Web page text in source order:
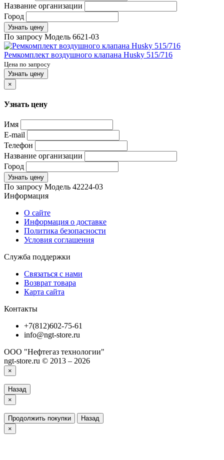
Название организации
Город
Узнать цену
По запросу Модель 6621-03
Ремкомплект воздушного клапана Husky 515/716
Цена по запросу
Узнать цену
×
Узнать цену
Имя
E-mail
Телефон
Название организации
Город
Узнать цену
По запросу Модель 42224-03
Информация
О сайте
Информация о доставке
Политика безопасности
Условия соглашения
Служба поддержки
Связаться с нами
Возврат товара
Карта сайта
Контакты
+7(812)602-75-61
info@ngt-store.ru
ООО "Нефтегаз технологии"
ngt-store.ru © 2013 – 2026
×
Назад
×
Продолжить покупки
Назад
×